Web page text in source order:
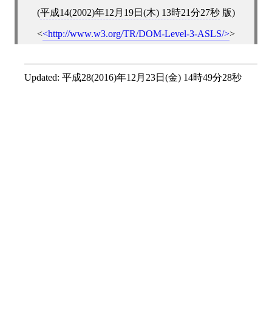
(平成14(2002)年12月19日(木) 13時21分27秒版)
< http://www.w3.org/TR/DOM-Level-3-ASLS/ >
Updated: 平成28(2016)年12月23日(金) 14時49分28秒